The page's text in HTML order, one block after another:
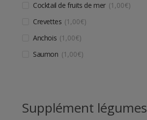
Cocktail de fruits de mer
1,00€
Crevettes
1,00€
Anchois
1,00€
Saumon 1,00€
Supplément légumes